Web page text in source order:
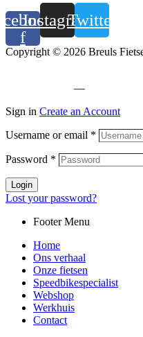
f
Instagram
Twitter
Copyright © 2026 Breuls
—
Sign in Create an Account
Username or email *
Password *
Login
Lost your password?
Footer Menu
Home
Ons verhaal
Onze fietsen
Speedbikespecialist
Webshop
Werkhuis
Contact